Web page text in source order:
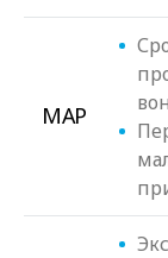
МАР